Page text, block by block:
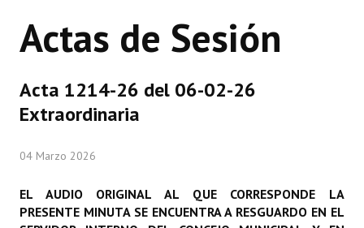
CONCEJO
Integrantes del Concejo
Concejales Mandato Cumplido
Actas de Sesión
Acta 1214-26 del 06-02-26
Extraordinaria
04 Marzo 2026
EL AUDIO ORIGINAL AL QUE CORRESPONDE LA
PRESENTE MINUTA SE ENCUENTRA A RESGUARDO EN EL